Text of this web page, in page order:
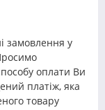
замовлення у
оплати Ви
платіж, яка
товару